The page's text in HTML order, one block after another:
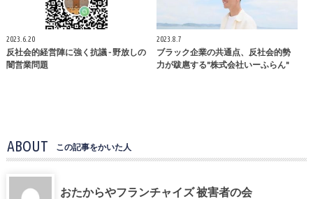
2023.6.20
反社会的経営陣に強く抗議 - 野放しの
闇営業問題
2023.8.7
ブラック企業の共通点、反社会的勢
力が跋扈する"株式会社いーふらん"
ABOUT この記事をかいた人
おたからやフランチャイズ 被害者の会